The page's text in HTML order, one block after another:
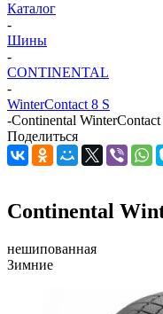
Каталог
-
Шины
-
CONTINENTAL
-
WinterContact 8 S
-Continental
Поделиться
Continental
нешипованная
Зимние